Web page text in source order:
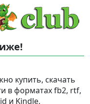
купить, скачать
в форматах fb2, rtf,
и Kindle.